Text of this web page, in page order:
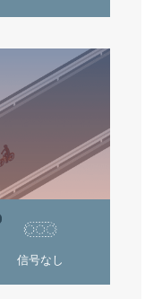
信号なし